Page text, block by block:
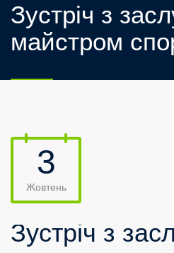
Зустріч з
майстром
3
Жовтень
Зустріч з